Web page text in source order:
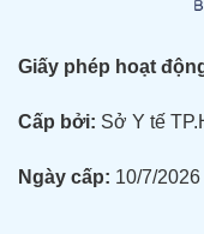
Giấy phép hoạt
Cấp bởi: Sở Y tế
Ngày cấp: 10/7/2026